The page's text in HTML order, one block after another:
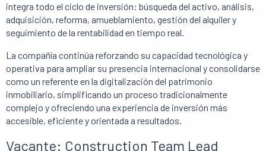
integra todo el ciclo de inversión: búsqueda del activo, análisis,
adquisición, reforma, amueblamiento, gestión del alquiler y
seguimiento de la rentabilidad en tiempo real.
La compañía continúa reforzando su capacidad tecnológica y
operativa para ampliar su presencia internacional y consolidarse
como un referente en la digitalización del patrimonio
inmobiliario, simplificando un proceso tradicionalmente
complejo y ofreciendo una experiencia de inversión más
accesible, eficiente y orientada a resultados.
Vacante: Construction Team Lead